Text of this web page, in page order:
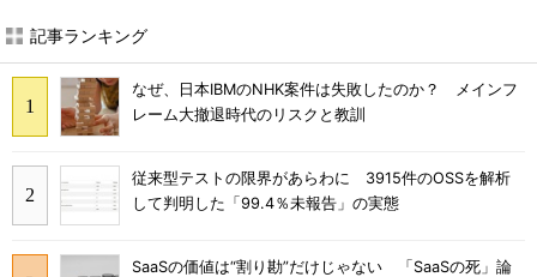
記事ランキング
なぜ、日本IBMのNHK案件は失敗したのか？ メインフ
レーム大撤退時代のリスクと教訓
従来型テストの限界があらわに 3915件のOSSを解析
して判明した「99.4％未報告」の実態
SaaSの価値は“割り勘”だけじゃない 「SaaSの死」論